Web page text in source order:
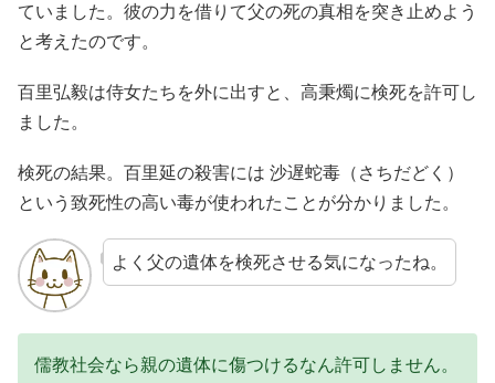
ていました。彼の力を借りて父の死の真相を突き止めよう
と考えたのです。
百里弘毅は侍女たちを外に出すと、高秉燭に検死を許可し
ました。
検死の結果。百里延の殺害には 沙遅蛇毒（さちだどく）
という致死性の高い毒が使われたことが分かりました。
よく父の遺体を検死させる気になったね。
儒教社会なら親の遺体に傷つけるなん許可しません。